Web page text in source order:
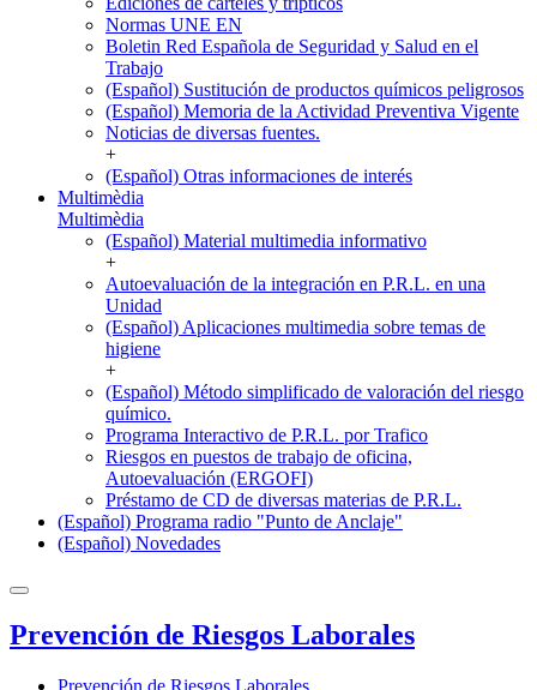
Normas UNE EN
Boletin Red Española de Seguridad y Salud en el
Trabajo
(Español) Sustitución de productos químicos peligrosos
(Español) Memoria de la Actividad Preventiva Vigente
Noticias de diversas fuentes.
+
(Español) Otras informaciones de interés
Multimèdia
Multimèdia
(Español) Material multimedia informativo
+
Autoevaluación de la integración en P.R.L. en una
Unidad
(Español) Aplicaciones multimedia sobre temas de
higiene
+
(Español) Método simplificado de valoración del riesgo
químico.
Programa Interactivo de P.R.L. por Trafico
Riesgos en puestos de trabajo de oficina,
Autoevaluación (ERGOFI)
Préstamo de CD de diversas materias de P.R.L.
(Español) Programa radio "Punto de Anclaje"
(Español) Novedades
Prevención de Riesgos Laborales
Prevención de Riesgos Laborales